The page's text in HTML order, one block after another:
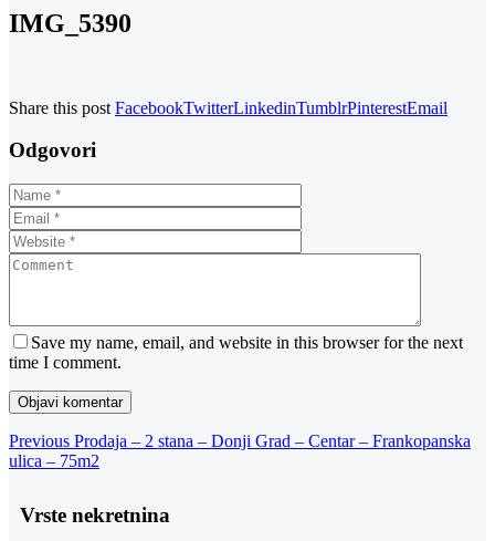
IMG_5390
Share this post FacebookTwitterLinkedinTumblrPinterestEmail
Odgovori
Save my name, email, and website in this browser for the next
time I comment.
Navigacija
objava
Previous
Post
Previous Prodaja – 2 stana – Donji Grad – Centar – Frankopanska
ulica – 75m2
Vrste nekretnina